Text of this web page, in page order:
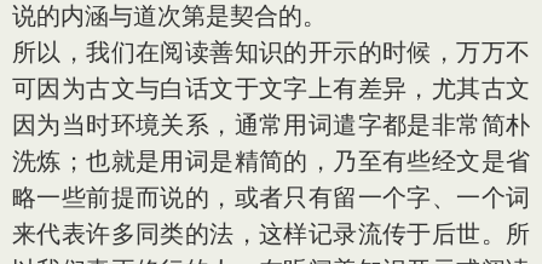
说的内涵与道次第是契合的。
所以，我们在阅读善知识的开示的时候，万万不
可因为古文与白话文于文字上有差异，尤其古文
因为当时环境关系，通常用词遣字都是非常简朴
洗炼；也就是用词是精简的，乃至有些经文是省
略一些前提而说的，或者只有留一个字、一个词
来代表许多同类的法，这样记录流传于后世。所